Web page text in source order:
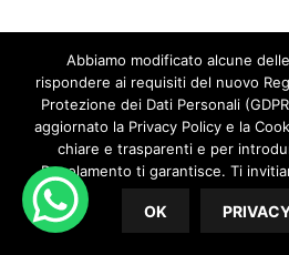
Quanto è difficile organizzare
per Wedding Planner? Molto,
per Wedding Planner era tutta
come gestivo i matrimoni prima di
READ MORE
Abbiamo modificato alcune
rispondere ai requisiti del nuovo
Protezione dei Dati Personali
aggiornato la Privacy Policy e la
chiare e trasparenti e per
Regolamento ti garantisce. Ti
OK